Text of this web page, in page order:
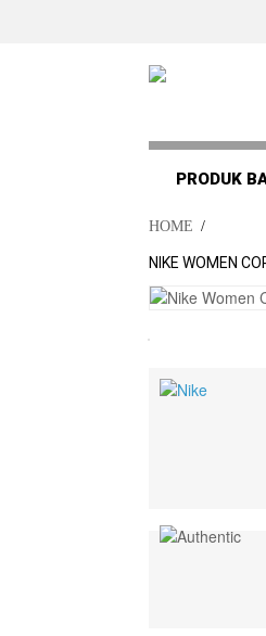
PRODUK
HOME /
NIKE WOMEN